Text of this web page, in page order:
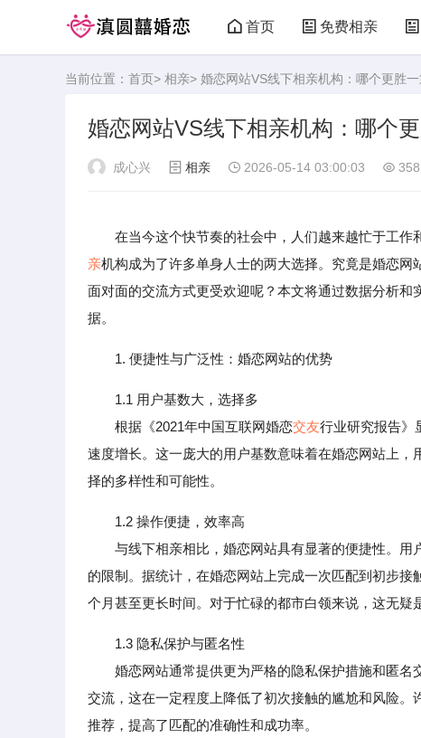
首页 免费相亲
当前位置： 首页> 相亲> 婚恋网站VS线下相亲机构：哪个更胜一
婚恋网站VS线下相亲机构：哪个
成心兴 相亲 2026-05-14 03:00:03 358
在当今这个快节奏的社会中，人们越来越忙于工
亲机构成为了许多单身人士的两大选择。究竟是婚恋
面对面的交流方式更受欢迎呢？本文将通过数据分析
据。
1. 便捷性与广泛性：婚恋网站的优势
1.1 用户基数大，选择多
根据《2021年中国互联网婚恋交友行业研究报告》
速度增长。这一庞大的用户基数意味着在婚恋网站上
择的多样性和可能性。
1.2 操作便捷，效率高
与线下相亲相比，婚恋网站具有显著的便捷性。用
的限制。据统计，在婚恋网站上完成一次匹配到初步
个月甚至更长时间。对于忙碌的都市白领来说，这无疑
1.3 隐私保护与匿名性
婚恋网站通常提供更为严格的隐私保护措施和匿名
交流，这在一定程度上降低了初次接触的尴尬和风险
推荐，提高了匹配的准确性和成功率。